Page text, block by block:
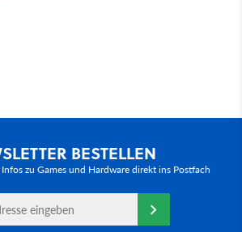
BESTELLEN
zu Games und Hardware direkt ins Postfach